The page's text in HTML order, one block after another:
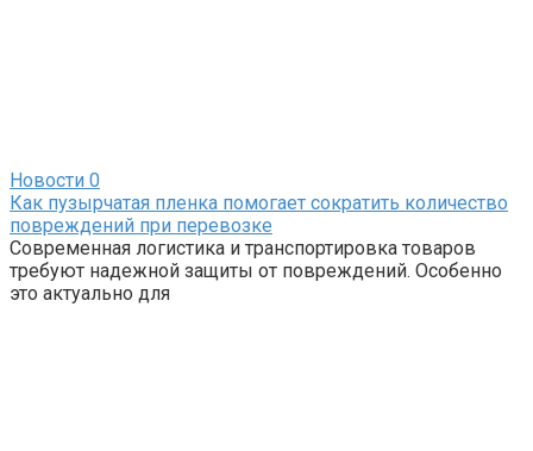
Новости 0
Как пузырчатая пленка помогает сократить количество
повреждений при перевозке
Современная логистика и транспортировка товаров
требуют надежной защиты от повреждений. Особенно
это актуально для